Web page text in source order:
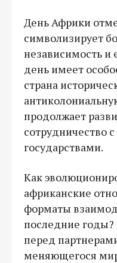
День Африки
символизирует
независимость и
день имеет
страна
продолжает
сотрудничество
государствами.
Как
африканские
форматы
последние
перед
меняющегося